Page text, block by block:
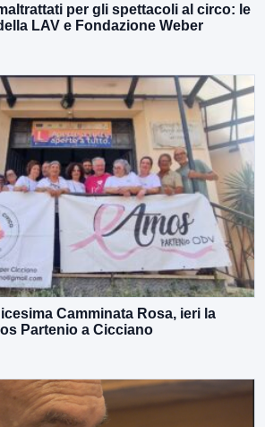
per gli spettacoli al circo: le
LAV e Fondazione Weber
Camminata Rosa, ieri la
Partenio a Cicciano